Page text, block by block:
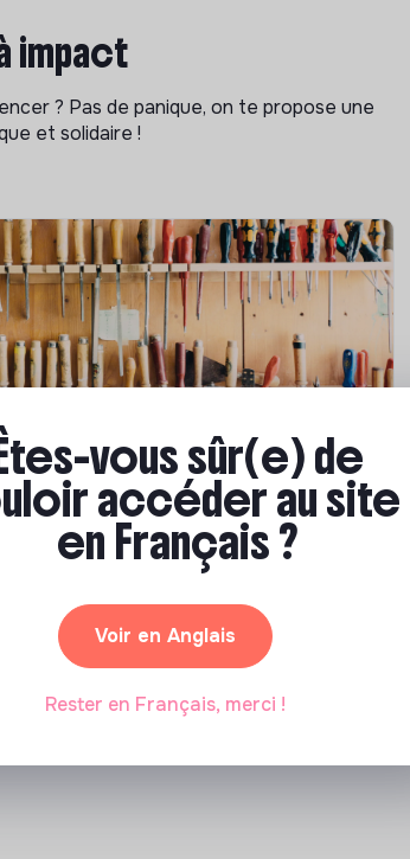
impact
? Pas de panique, on te propose une
et solidaire !
Compétences & formations
se former à la
transition écologique ?
Marianne Roussel•09 janvier 2024
vous sûr(e) de
accéder au site
en Français ?
Voir en Anglais
Rester en Français, merci !